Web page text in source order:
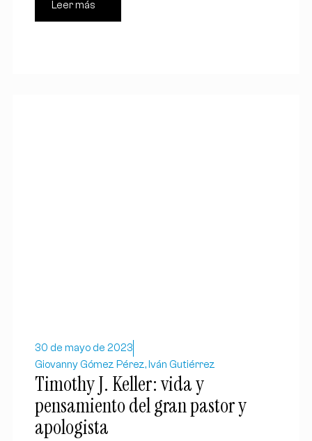
Leer más
30 de mayo de 2023
Giovanny Gómez Pérez, Iván Gutiérrez
Timothy J. Keller: vida y
pensamiento del gran pastor y
apologista